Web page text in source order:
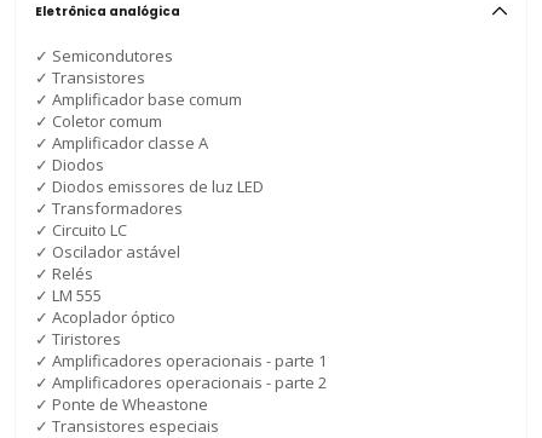
Eletrônica analógica
✓ Semicondutores
✓ Transistores
✓ Amplificador base comum
✓ Coletor comum
✓ Amplificador classe A
✓ Diodos
✓ Diodos emissores de luz LED
✓ Transformadores
✓ Circuito LC
✓ Oscilador astável
✓ Relés
✓ LM 555
✓ Acoplador óptico
✓ Tiristores
✓ Amplificadores operacionais - parte 1
✓ Amplificadores operacionais - parte 2
✓ Ponte de Wheastone
✓ Transistores especiais